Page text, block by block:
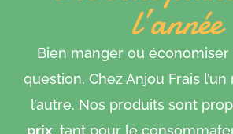
l’année
Bien manger ou économiser
question. Chez Anjou Frais
l’autre. Nos produits sont
prix, tant pour le